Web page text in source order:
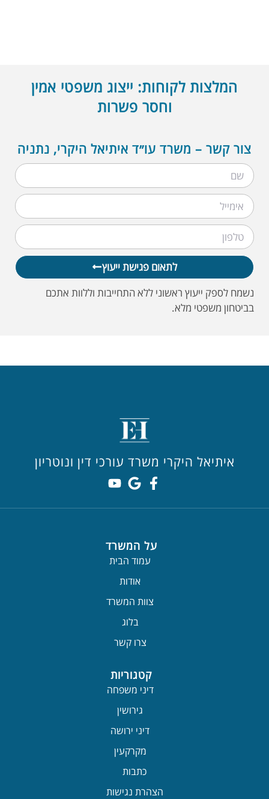
המלצות לקוחות: ייצוג משפטי אמין
וחסר פשרות
צור קשר – משרד עו״ד איתיאל היקרי, נתניה
לתאום פגישת ייעוץ
נשמח לספק ייעוץ ראשוני ללא התחייבות וללוות אתכם
בביטחון משפטי מלא.
איתיאל היקרי משרד עורכי דין ונוטריון
על המשרד
עמוד הבית
אודות
צוות המשרד
בלוג
צרו קשר
קטגוריות
דיני משפחה
גירושין
דיני ירושה
מקרקעין
כתבות
הצהרת נגישות